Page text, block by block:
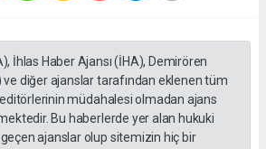
İhlas Haber Ajansı (İHA), Demirören
ve diğer ajanslar tarafından eklenen tüm
müdahalesi olmadan ajans
Bu haberlerde yer alan hukuki
ajanslar olup sitemizin hiç bir